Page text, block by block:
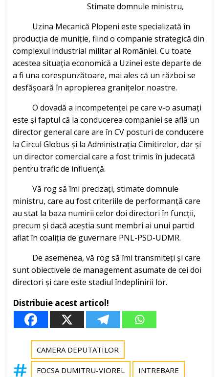
Stimate domnule ministru,
Uzina Mecanică Plopeni este specializată în
producția de muniție, fiind o companie strategică din
complexul industrial militar al României. Cu toate
acestea situația economică a Uzinei este departe de
a fi una corespunzătoare, mai ales că un război se
desfășoară în apropierea granițelor noastre.
O dovadă a incompetenței pe care v-o asumați
este și faptul că la conducerea companiei se află un
director general care are în CV posturi de conducere
la Circul Globus și la Administrația Cimitirelor, dar și
un director comercial care a fost trimis în judecată
pentru trafic de influență.
Vă rog să îmi precizați, stimate domnule
ministru, care au fost criteriile de performanță care
au stat la baza numirii celor doi directori în funcții,
precum și dacă aceștia sunt membri ai unui partid
aflat în coaliția de guvernare PNL-PSD-UDMR.
De asemenea, vă rog să îmi transmiteți și care
sunt obiectivele de management asumate de cei doi
directori și care este stadiul îndeplinirii lor.
Distribuie acest articol!
CAMERA DEPUTATILOR
FOCSA DUMITRU-VIOREL INTREBARE